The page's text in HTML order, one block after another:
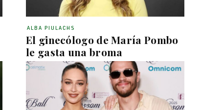
El ginecólogo de María Pombo
le gasta una broma
ALBA PIULACHS